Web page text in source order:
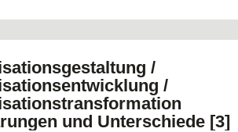
/
/
und Unterschiede [3]